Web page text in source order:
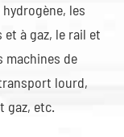
les
à gaz, le rail et
machines de
lourd,
gaz, etc.